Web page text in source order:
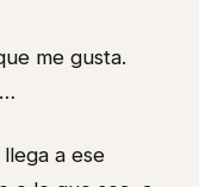
me gusta.
a ese